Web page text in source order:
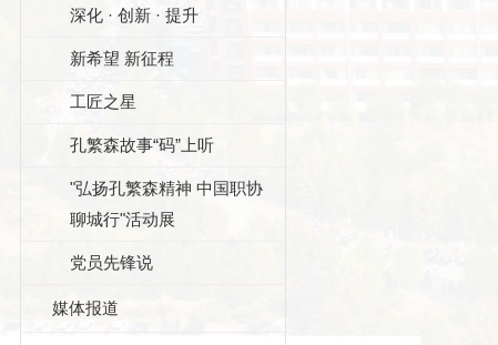
深化 · 创新 · 提升
新希望 新征程
工匠之星
孔繁森故事“码”上听
"弘扬孔繁森精神 中国职协
聊城行"活动展
党员先锋说
媒体报道